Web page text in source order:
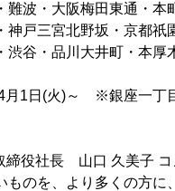
難波・大阪梅田東通・
神戸三宮北野坂・京都
渋谷・品川大井町・本
月1日(火)～ ※銀座一丁
締役社長 山口 久美子 コ
ものを、より多くの方